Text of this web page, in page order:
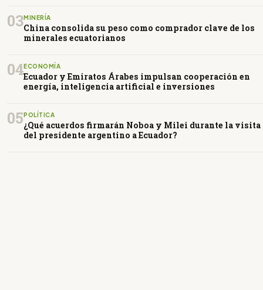
03MINERÍA
China consolida su peso como comprador clave de los
minerales ecuatorianos
04ECONOMÍA
Ecuador y Emiratos Árabes impulsan cooperación en
energía, inteligencia artificial e inversiones
05POLÍTICA
¿Qué acuerdos firmarán Noboa y Milei durante la visita
del presidente argentino a Ecuador?